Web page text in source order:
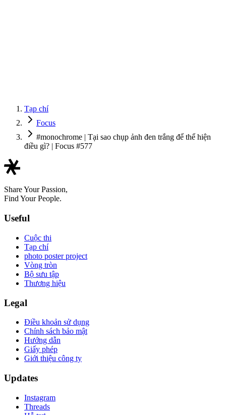
Tạp chí
Focus
#monochrome | Tại sao chụp ảnh đen trắng để thể hiện
điều gì? | Focus #577
Share Your Passion,
Find Your People.
Useful
Cuộc thi
Tạp chí
photo poster project
Vòng tròn
Bộ sưu tập
Thương hiệu
Legal
Điều khoản sử dụng
Chính sách bảo mật
Hướng dẫn
Giấy phép
Giới thiệu công ty
Updates
Instagram
Threads